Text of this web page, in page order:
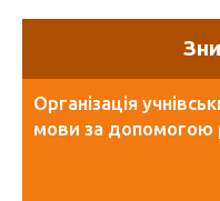
Організація
мови за допомогою